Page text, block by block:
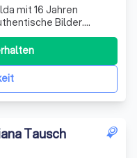
mit 16 Jahren
Bilder.
Tausch